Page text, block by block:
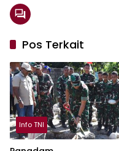
Pos Terkait
Info TNI